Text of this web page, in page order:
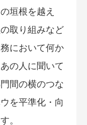
垣根を越え
取り組みなど
において何か
の人に聞いて
間の横のつな
を平準化・向
。